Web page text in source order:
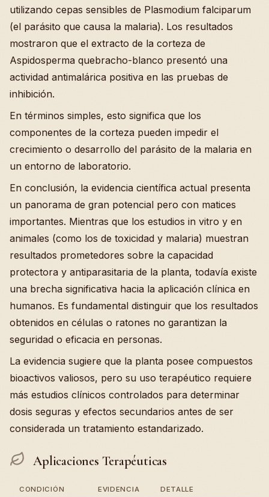
utilizando cepas sensibles de Plasmodium falciparum
(el parásito que causa la malaria). Los resultados
mostraron que el extracto de la corteza de
Aspidosperma quebracho-blanco presentó una
actividad antimalárica positiva en las pruebas de
inhibición.
En términos simples, esto significa que los
componentes de la corteza pueden impedir el
crecimiento o desarrollo del parásito de la malaria en
un entorno de laboratorio.
En conclusión, la evidencia científica actual presenta
un panorama de gran potencial pero con matices
importantes. Mientras que los estudios in vitro y en
animales (como los de toxicidad y malaria) muestran
resultados prometedores sobre la capacidad
protectora y antiparasitaria de la planta, todavía existe
una brecha significativa hacia la aplicación clínica en
humanos. Es fundamental distinguir que los resultados
obtenidos en células o ratones no garantizan la
seguridad o eficacia en personas.
La evidencia sugiere que la planta posee compuestos
bioactivos valiosos, pero su uso terapéutico requiere
más estudios clínicos controlados para determinar
dosis seguras y efectos secundarios antes de ser
considerada un tratamiento estandarizado.
Aplicaciones Terapéuticas
CONDICIÓN EVIDENCIA DETALLE